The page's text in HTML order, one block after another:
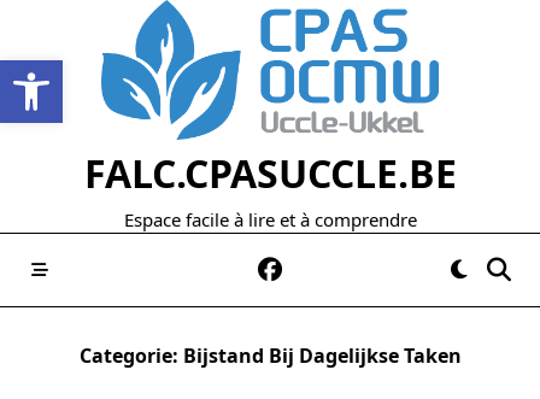
Open werkbalk
content
FALC.CPASUCCLE.BE
Espace facile à lire et à comprendre
Categorie: Bijstand Bij Dagelijkse Taken